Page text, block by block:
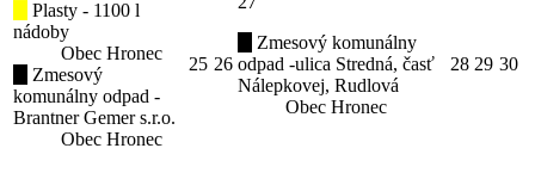
Plasty - 1100 l
nádoby
Obec Hronec
Zmesový
komunálny odpad -
Brantner Gemer s.r.o.
Obec Hronec
25 26
Zmesový komunálny
odpad -ulica Stredná, časť
Nálepkovej, Rudlová
Obec Hronec
28 29 30